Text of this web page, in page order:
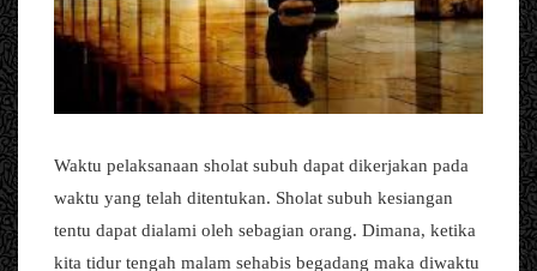
Waktu pelaksanaan sholat subuh dapat dikerjakan pada
waktu yang telah ditentukan. Sholat subuh kesiangan
tentu dapat dialami oleh sebagian orang. Dimana, ketika
kita tidur tengah malam sehabis begadang maka diwaktu